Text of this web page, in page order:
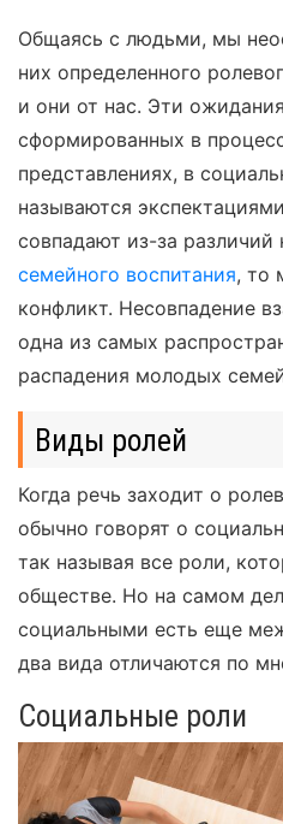
Общаясь с людьми, мы
них определенного
и они от нас. Эти
сформированных в
представлениях, в
называются
совпадают из-за различий
семейного воспитания, то
конфликт. Несовпадение
одна из самых
распадения молодых
Виды ролей
Когда речь заходит о
обычно говорят о
так называя все роли,
обществе. Но на самом
социальными есть еще
два вида отличаются по
Социальные роли